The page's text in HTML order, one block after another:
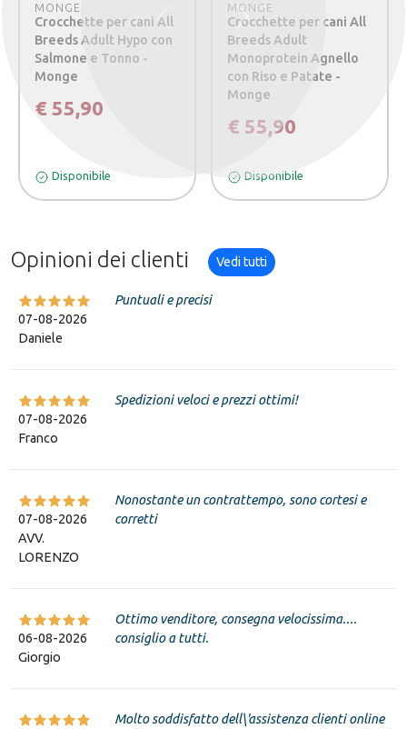
MONGE
Crocchette per cani All
Breeds Adult Hypo con
Salmone e Tonno -
Monge
€ 55,90
Disponibile
MONGE
Crocchette per cani All
Breeds Adult
Monoprotein Agnello
con Riso e Patate -
Monge
€ 55,90
Disponibile
Precedente Successivo
Opinioni dei clienti Vedi tutti
07-08-2026
Daniele
Puntuali e precisi
07-08-2026
Franco
Spedizioni veloci e prezzi ottimi!
07-08-2026
AVV.
LORENZO
Nonostante un contrattempo, sono cortesi e
corretti
06-08-2026
Giorgio
Ottimo venditore, consegna velocissima....
consiglio a tutti.
Molto soddisfatto dell\'assistenza clienti online